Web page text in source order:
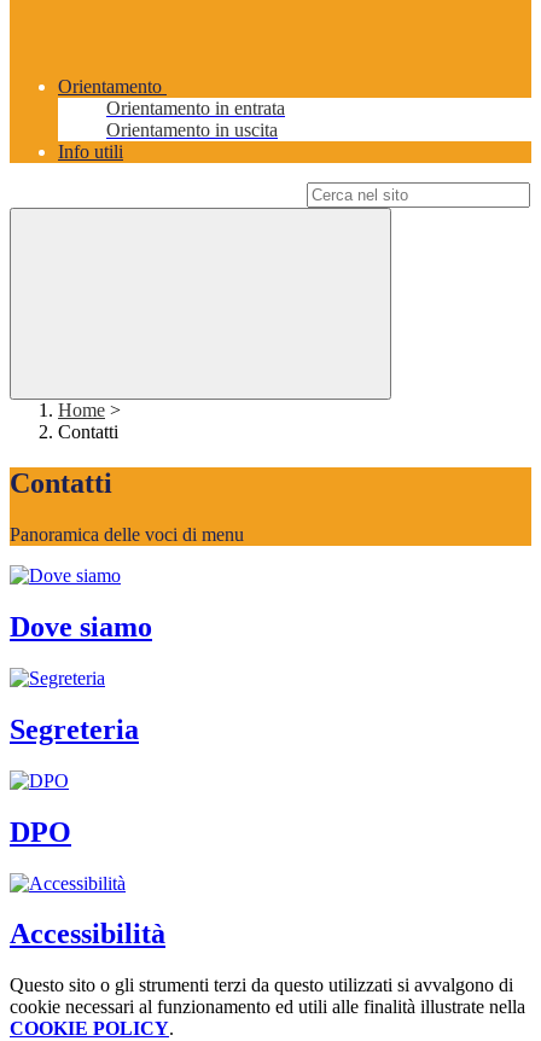
Orientamento
Orientamento in entrata
Orientamento in uscita
Info utili
Home >
Contatti
Contatti
Panoramica delle voci di menu
Dove siamo
Segreteria
DPO
Accessibilità
Questo sito o gli strumenti terzi da questo utilizzati si avvalgono di
cookie necessari al funzionamento ed utili alle finalità illustrate nella
COOKIE POLICY.